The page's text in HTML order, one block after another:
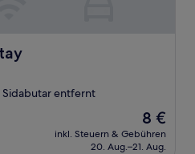
Sidabutar entfernt
Der
Preis
beträgt
8 €
inkl. Steuern & Gebühren
20. Aug.–21. Aug.